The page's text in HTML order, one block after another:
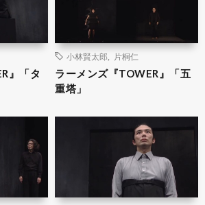
』「タ
小林賢太郎 片桐仁
ラーメンズ『TOWER』「五
重塔」